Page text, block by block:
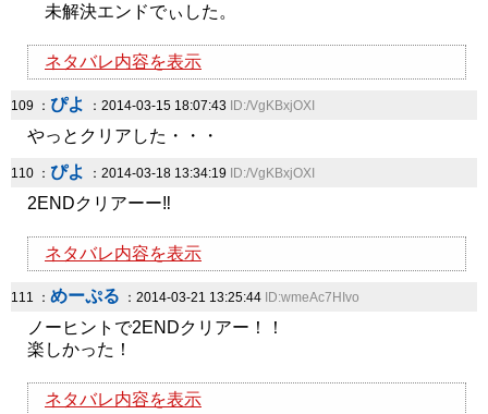
未解決エンドでぃした。
ネタバレ内容を表示
109 ： ぴよ ：2014-03-15 18:07:43 ID:/VgKBxjOXI
やっとクリアした・・・
110 ： ぴよ ：2014-03-18 13:34:19 ID:/VgKBxjOXI
2ENDクリアーー‼
ネタバレ内容を表示
111 ： めーぷる ：2014-03-21 13:25:44 ID:wmeAc7HIvo
ノーヒントで2ENDクリアー！！
楽しかった！
ネタバレ内容を表示